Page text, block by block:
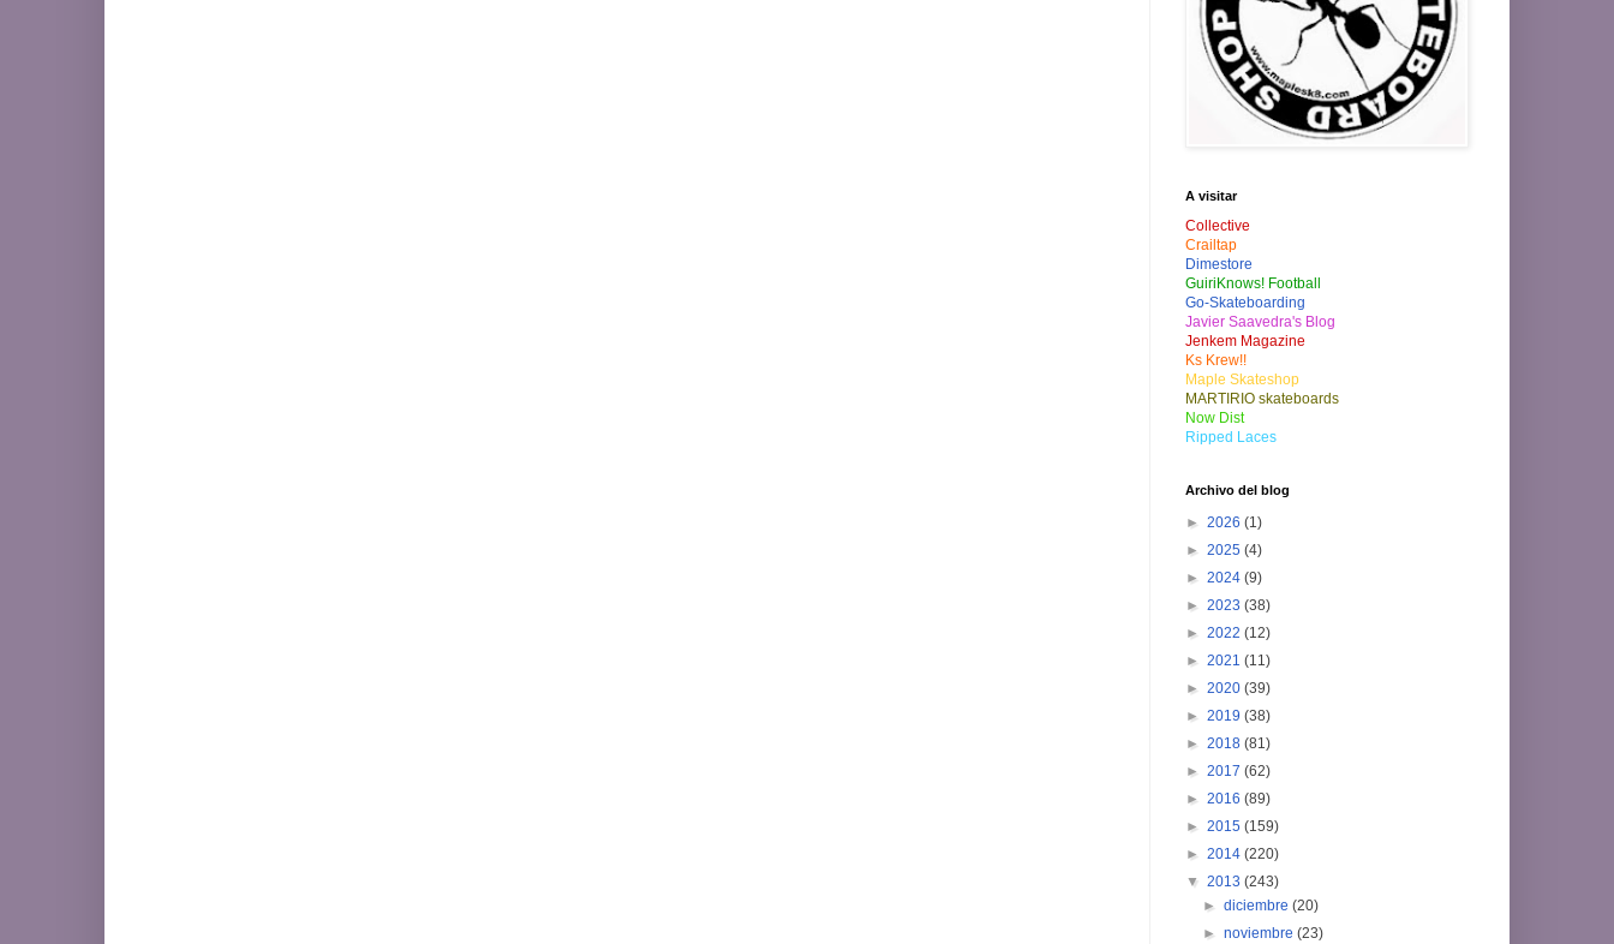
A visitar
Collective
Crailtap
Dimestore
GuiriKnows! Football
Go-Skateboarding
Javier Saavedra's Blog
Jenkem Magazine
Ks Krew!!
Maple Skateshop
MARTIRIO skateboards
Now Dist
Ripped Laces
Archivo del blog
► 2026 (1)
► 2025 (4)
► 2024 (9)
► 2023 (38)
► 2022 (12)
► 2021 (11)
► 2020 (39)
► 2019 (38)
► 2018 (81)
► 2017 (62)
► 2016 (89)
► 2015 (159)
► 2014 (220)
▼ 2013 (243)
►diciembre(20)
►noviembre(23)